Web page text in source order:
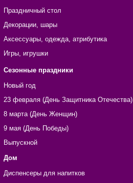
Праздничный стол
Декорации, шары
Аксессуары, одежда, атрибутика
Игры, игрушки
Сезонные праздники
Новый год
23 февраля (День Защитника Отечества)
8 марта (День Женщин)
9 мая (День Победы)
Выпускной
Дом
Диспенсеры для напитков